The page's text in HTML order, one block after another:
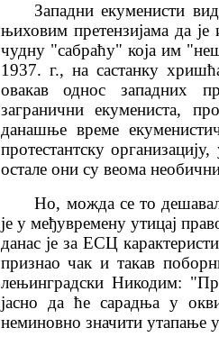
Западни екуменисти
њиховим претензијама да
чудну "сабраћу" која им
1937. г., на састанку
овакав однос западних
загранични екумениста,
данашње време
протестантску
остале они су веома
Но, можда се то
је у међувремену утицај
данас је за ЕСЦ
признао чак и такав
лењинградски Никодим:
јасно да ће сарадња у
неминовно значити утапање